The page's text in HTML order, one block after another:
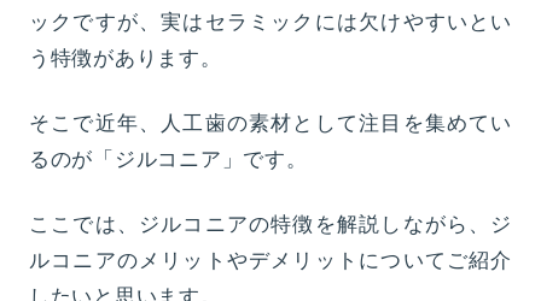
ックですが、実はセラミックには欠けやすいとい
う特徴があります。
そこで近年、人工歯の素材として注目を集めてい
るのが「ジルコニア」です。
ここでは、ジルコニアの特徴を解説しながら、ジ
ルコニアのメリットやデメリットについてご紹介